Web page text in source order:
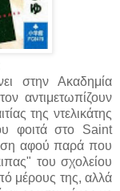
στην Ακαδημία
αντιμετωπίζουν
της ντελικάτης
φοιτά στο Saint
αφού παρά που
του σχολείου
μέρους της, αλλά